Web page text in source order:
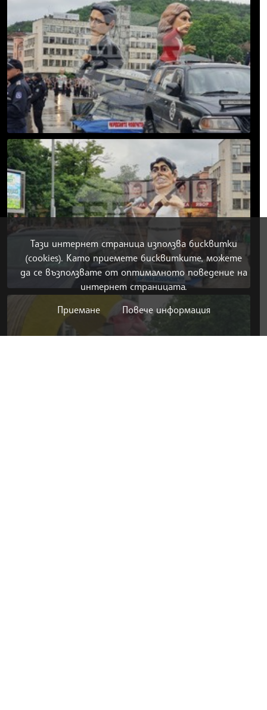
Тази интернет страница използва бисквитки
(cookies). Като приемете бисквитките, можете
да се възползвате от оптималното поведение на
интернет страницата.
Приемане
Повече информация